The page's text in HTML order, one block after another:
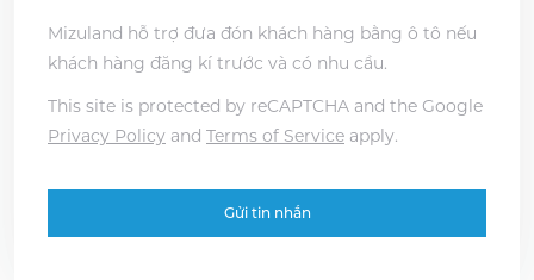
Mizuland hỗ trợ đưa đón khách hàng bằng ô tô nếu
khách hàng đăng kí trước và có nhu cầu.
This site is protected by reCAPTCHA and the Google
Privacy Policy and Terms of Service apply.